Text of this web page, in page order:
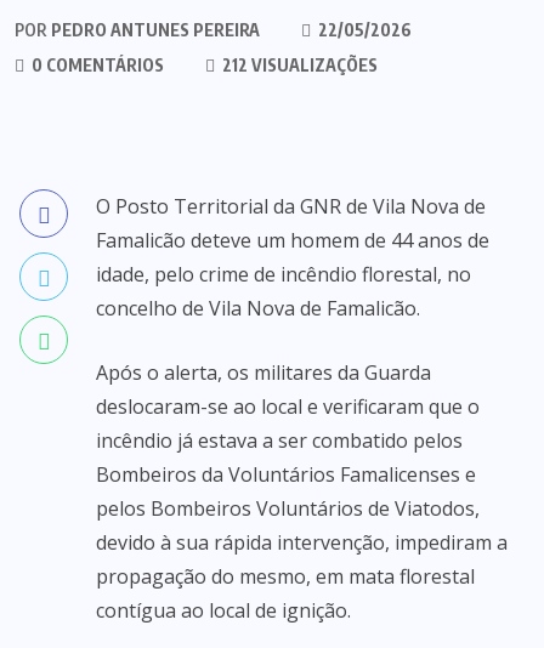
POR PEDRO ANTUNES PEREIRA
22/05/2026
0 COMENTÁRIOS
212 VISUALIZAÇÕES
O Posto Territorial da GNR de Vila Nova de
Famalicão deteve um homem de 44 anos de
idade, pelo crime de incêndio florestal, no
concelho de Vila Nova de Famalicão.
Após o alerta, os militares da Guarda
deslocaram-se ao local e verificaram que o
incêndio já estava a ser combatido pelos
Bombeiros da Voluntários Famalicenses e
pelos Bombeiros Voluntários de Viatodos,
devido à sua rápida intervenção, impediram a
propagação do mesmo, em mata florestal
contígua ao local de ignição.